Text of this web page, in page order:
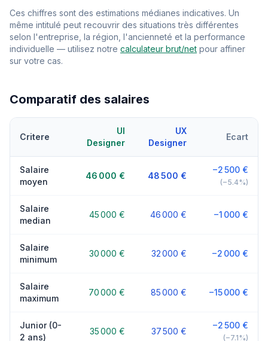
Ces chiffres sont des estimations médianes indicatives. Un
même intitulé peut recouvrir des situations très différentes
selon l'entreprise, la région, l'ancienneté et la performance
individuelle — utilisez notre calculateur brut/net pour affiner
sur votre cas.
Comparatif des salaires
Critere
UI
Designer
UX
Designer
Ecart
Salaire
moyen
46 000 € 48 500 €
−2 500 €
(−5.4%)
Salaire
median
45 000 € 46 000 € −1 000 €
Salaire
minimum
30 000 € 32 000 € −2 000 €
Salaire
maximum
70 000 € 85 000 € −15 000 €
Junior (0-
2 ans)
35 000 € 37 500 €
−2 500 €
(−7.1%)